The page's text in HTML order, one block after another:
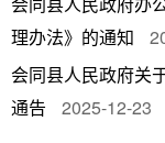
理办法》的通知
会同县人民政府关
通告
2025-12-23